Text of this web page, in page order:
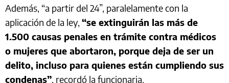
Además, “a partir del 24”, paralelamente con la
aplicación de la ley, “se extinguirán las más de
1.500 causas penales en trámite contra médicos
o mujeres que abortaron, porque deja de ser un
delito, incluso para quienes están cumpliendo sus
condenas”, recordó la funcionaria.